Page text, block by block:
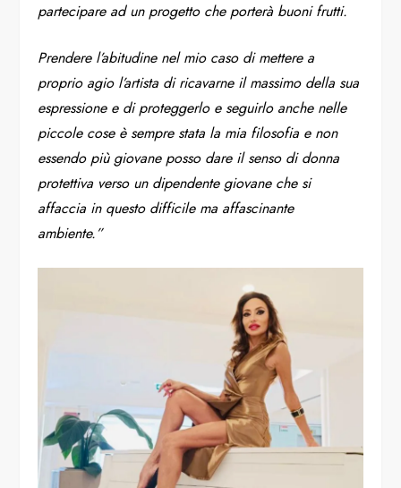
partecipare ad un progetto che porterà buoni frutti.
Prendere l’abitudine nel mio caso di mettere a
proprio agio l’artista di ricavarne il massimo della sua
espressione e di proteggerlo e seguirlo anche nelle
piccole cose è sempre stata la mia filosofia e non
essendo più giovane posso dare il senso di donna
protettiva verso un dipendente giovane che si
affaccia in questo difficile ma affascinante
ambiente.”